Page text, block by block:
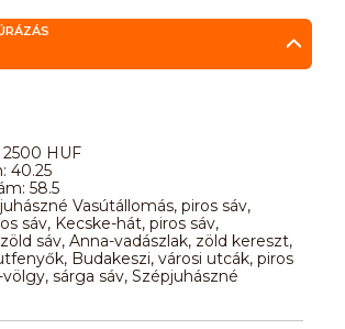
2500 HUF
40.25
58.5
Vasútállomás, piros sáv,
sáv, Kecske-hát, piros sáv,
sáv, Anna-vadászlak, zöld kereszt,
Budakeszi, városi utcák, piros
sárga sáv, Szépjuhászné